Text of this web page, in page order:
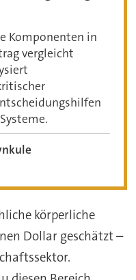
Komponenten in
vergleicht
körperliche
Dollar geschätzt –